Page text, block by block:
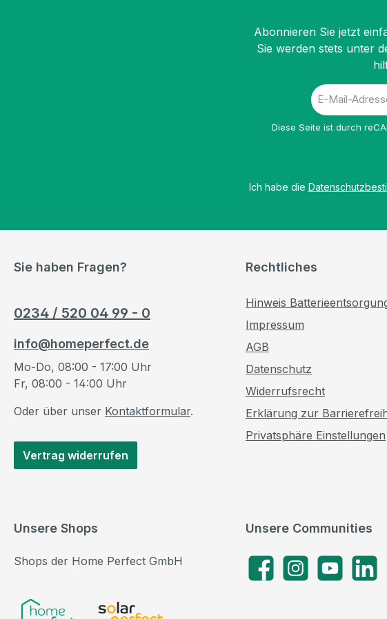
Abonnieren Sie jetzt
Sie werden stets unter
E-
Mail-
Diese Seite ist durch
Ich habe die
Sie haben Fragen?
0234 / 520 04 99 - 0
info@homeperfect.de
Mo-Do, 08:00 - 17:00 Uhr
Fr, 08:00 - 14:00 Uhr
Oder über unser Kontaktformular.
Vertrag widerrufen
Rechtliches
Hinweis
Impressum
AGB
Datenschutz
Widerrufsrecht
Erklärung zur
Privatsphäre Einstellungen
Unsere Communities
FacebookInstagramYouTubeLinkedIn
Unsere Shops
Shops der Home Perfect GmbH